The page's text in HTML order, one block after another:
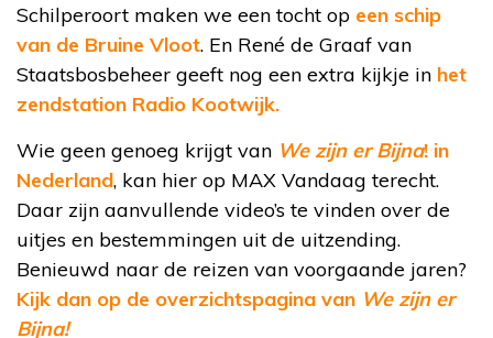
Schilperoort maken we een tocht op een schip
van de Bruine Vloot. En René de Graaf van
Staatsbosbeheer geeft nog een extra kijkje in het
zendstation Radio Kootwijk.
Wie geen genoeg krijgt van We zijn er Bijna! in
Nederland, kan hier op MAX Vandaag terecht.
Daar zijn aanvullende video’s te vinden over de
uitjes en bestemmingen uit de uitzending.
Benieuwd naar de reizen van voorgaande jaren?
Kijk dan op de overzichtspagina van We zijn er
Bijna!